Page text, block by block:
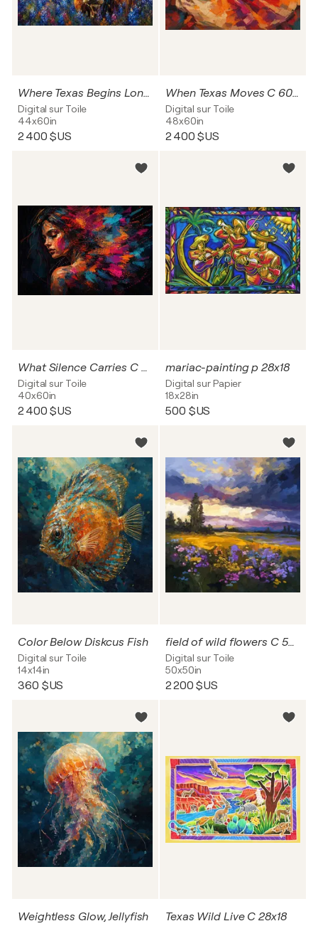
Where Texas Begins Longhorn in bluebonnets C 60x44
Digital sur Toile
44x60in
2 400 $US
When Texas Moves C 60x48
Digital sur Toile
48x60in
2 400 $US
What Silence Carries C 60x40
Digital sur Toile
40x60in
2 400 $US
mariac-painting p 28x18
Digital sur Papier
18x28in
500 $US
Color Below Diskcus Fish
Digital sur Toile
14x14in
360 $US
field of wild flowers C 50x50
Digital sur Toile
50x50in
2 200 $US
Weightless Glow, Jellyfish Texas Wild Live C 28x18